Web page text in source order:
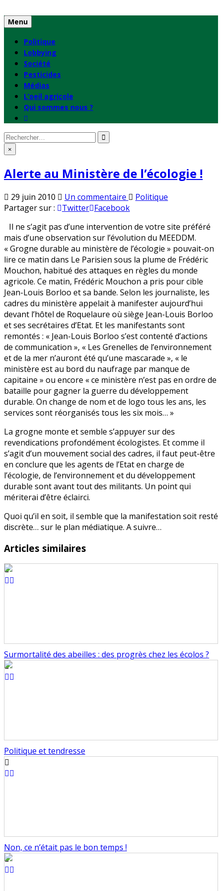
to
content
Menu
Politique
Lobbying
Société
Pesticides
Médias
L’oeil agricole
Qui sommes nous ?
Rechercher
: ×
Alerte au Ministère de l’écologie !
29 juin 2010 Un commentaire sur
Alerte
Ministère
de
l’écologie
!
Publié
Politique
Partager sur :
Twitter Facebook
Il ne s’agit pas d’une intervention de votre site préféré
mais d’une observation sur l’évolution du MEEDDM.
« Grogne durable au ministère de l’écologie » pouvait-on
lire ce matin dans Le Parisien sous la plume de Frédéric
Mouchon, habitué des attaques en règles du monde
agricole. Ce matin, Frédéric Mouchon a pris pour cible
Jean-Louis Borloo et sa bande. Selon les journaliste, les
cadres du ministère appelait à manifester aujourd’hui
devant l’hôtel de Roquelaure où siège Jean-Louis Borloo
et ses secrétaires d’Etat. Et les manifestants sont
remontés : « Jean-Louis Borloo s’est contenté d’actions
de communication », « Les Grenelles de l’environnement
et de la mer n’auront été qu’une mascarade », « le
ministère est au bord du naufrage par manque de
capitaine » ou encore « ce ministère n’est pas en ordre de
bataille pour gagner la guerre du développement
durable. On change de nom et de logo tous les ans, les
services sont réorganisés tous les six mois… »
La grogne monte et semble s’appuyer sur des
revendications profondément écologistes. Et comme il
s’agit d’un mouvement social des cadres, il faut peut-être
en conclure que les agents de l’Etat en charge de
l’écologie, de l’environnement et du développement
durable sont avant tout des militants. Un point qui
mériterai d’être éclairci.
Quoi qu’il en soit, il semble que la manifestation soit resté
discrète… sur le plan médiatique. A suivre…
Articles similaires
Surmortalité des abeilles : des progrès chez les écolos ?
Politique et tendresse
Non, ce n’était pas le bon temps !